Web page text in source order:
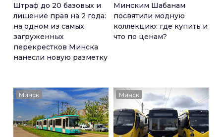
Штраф до 20 базовых и
лишение прав на 2 года:
на одном из самых
загруженных
перекрестков Минска
нанесли новую разметку
Минским Шабанам
посвятили модную
коллекцию: где купить и
что по ценам?
Минск Минск